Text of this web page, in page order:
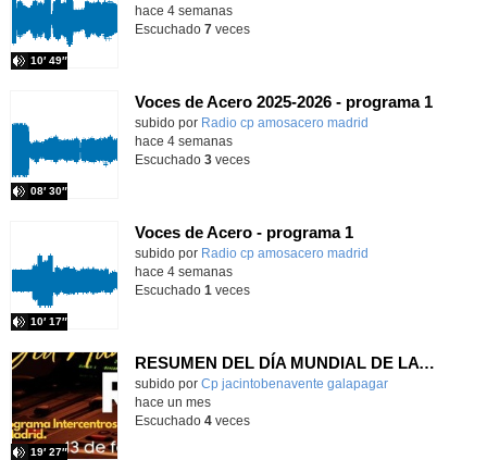
10′ 49″
hace 4 semanas
Escuchado 7veces
Voces de Acero 2025-2026 - programa 1
Contenido educativo.
subido por Radio cp amosacero madrid
08′ 30″
hace 4 semanas
Escuchado 3veces
Voces de Acero - programa 1
Contenido educativo.
subido por Radio cp amosacero madrid
10′ 17″
hace 4 semanas
Escuchado 1 veces
RESUMEN DEL DÍA MUNDIAL DE LA RADIO Y LA I.A. PROGRAMA COLABORATIVO
Contenido educativo.
subido por Cp jacintobenavente galapagar
19′ 27″
-
hace un mes
Escuchado 4veces